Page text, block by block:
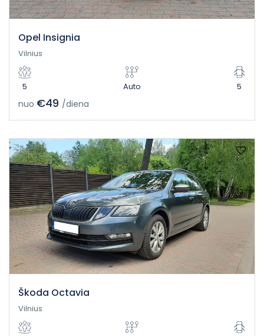
Opel Insignia
Vilnius
5 Auto 5
nuo €49 /diena
Škoda Octavia
Vilnius